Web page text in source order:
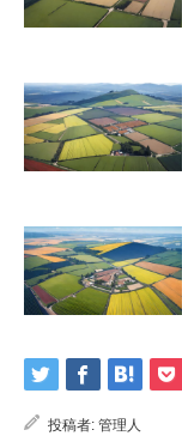
投稿者: 管理人